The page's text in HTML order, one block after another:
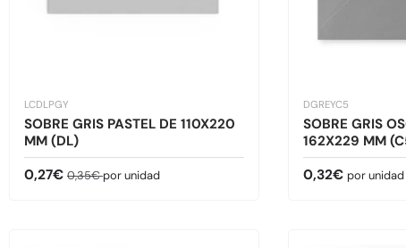
LCDLPGY
SOBRE GRIS PASTEL DE 110X220
MM (DL)
Precio de venta
0,27€ Precio normal
0,35€por unidad
DGREYC5
SOBRE GRIS
162X229 MM
Precio normal
0,32€ por unidad